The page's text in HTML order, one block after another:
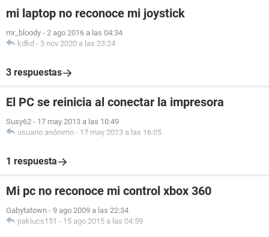
mi laptop no reconoce mi joystick
mr_bloody - 2 ago 2016 a las 04:34
kdkd - 3 nov 2020 a las 23:24
3 respuestas
El PC se reinicia al conectar la impresora
Susy62 - 17 may 2013 a las 10:49
usuario anónimo - 17 may 2013 a las 16:05
1 respuesta
Mi pc no reconoce mi control xbox 360
Gabytatown - 9 ago 2009 a las 22:34
pakiucs151 - 15 ago 2015 a las 04:59